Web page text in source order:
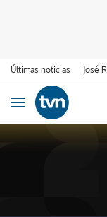
Últimas noticias José
Ir al contenido
Obrir navegació